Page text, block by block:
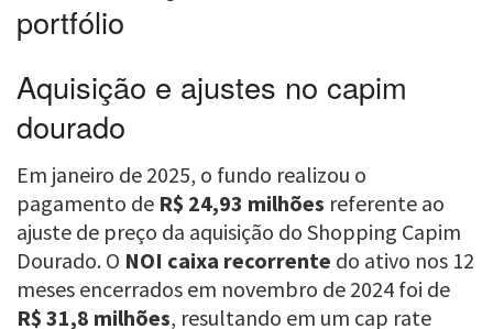
portfólio
Aquisição e ajustes no capim
dourado
Em janeiro de 2025, o fundo realizou o
pagamento de R$ 24,93 milhões referente ao
ajuste de preço da aquisição do Shopping Capim
Dourado. O NOI caixa recorrente do ativo nos 12
meses encerrados em novembro de 2024 foi de
R$ 31,8 milhões, resultando em um cap rate